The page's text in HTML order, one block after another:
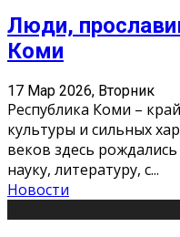
Люди,
Коми
17 Мар 2026, Вторник
Республика Коми –
культуры и сильных
веков здесь
науку, литературу, с...
Новости